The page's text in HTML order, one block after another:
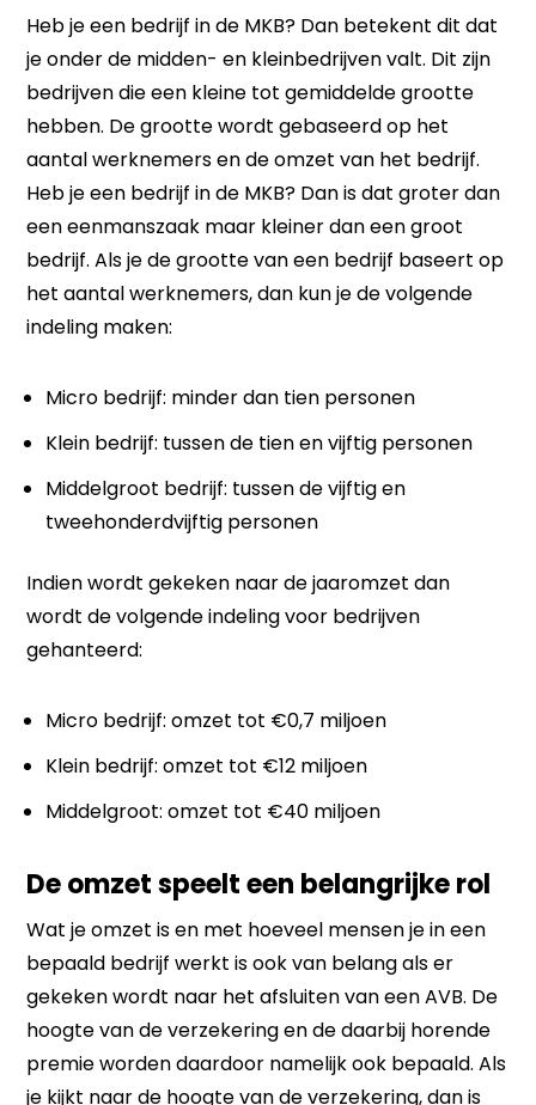
Heb je een bedrijf in de MKB? Dan betekent dit dat
je onder de midden- en kleinbedrijven valt. Dit zijn
bedrijven die een kleine tot gemiddelde grootte
hebben. De grootte wordt gebaseerd op het
aantal werknemers en de omzet van het bedrijf.
Heb je een bedrijf in de MKB? Dan is dat groter dan
een eenmanszaak maar kleiner dan een groot
bedrijf. Als je de grootte van een bedrijf baseert op
het aantal werknemers, dan kun je de volgende
indeling maken:
Micro bedrijf: minder dan tien personen
Klein bedrijf: tussen de tien en vijftig personen
Middelgroot bedrijf: tussen de vijftig en
tweehonderdvijftig personen
Indien wordt gekeken naar de jaaromzet dan
wordt de volgende indeling voor bedrijven
gehanteerd:
Micro bedrijf: omzet tot €0,7 miljoen
Klein bedrijf: omzet tot €12 miljoen
Middelgroot: omzet tot €40 miljoen
De omzet speelt een belangrijke rol
Wat je omzet is en met hoeveel mensen je in een
bepaald bedrijf werkt is ook van belang als er
gekeken wordt naar het afsluiten van een AVB. De
hoogte van de verzekering en de daarbij horende
premie worden daardoor namelijk ook bepaald. Als
je kijkt naar de hoogte van de verzekering, dan is